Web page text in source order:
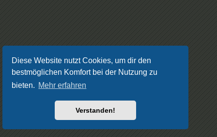
Diese Website nutzt Cookies, um dir den
bestmöglichen Komfort bei der Nutzung zu
bieten. Mehr erfahren
Verstanden!